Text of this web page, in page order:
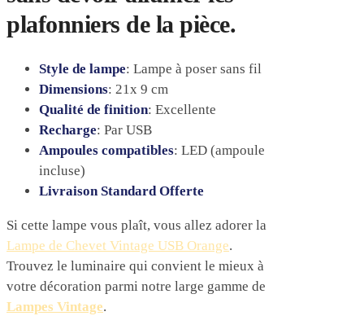
plafonniers de la pièce.
Style de lampe: Lampe à poser sans fil
Dimensions: 21x 9 cm
Qualité de finition: Excellente
Recharge: Par USB
Ampoules compatibles: LED (ampoule
incluse)
Livraison Standard Offerte
Si cette lampe vous plaît, vous allez adorer la
Lampe de Chevet Vintage USB Orange.
Trouvez le luminaire qui convient le mieux à
votre décoration parmi notre large gamme de
Lampes Vintage.